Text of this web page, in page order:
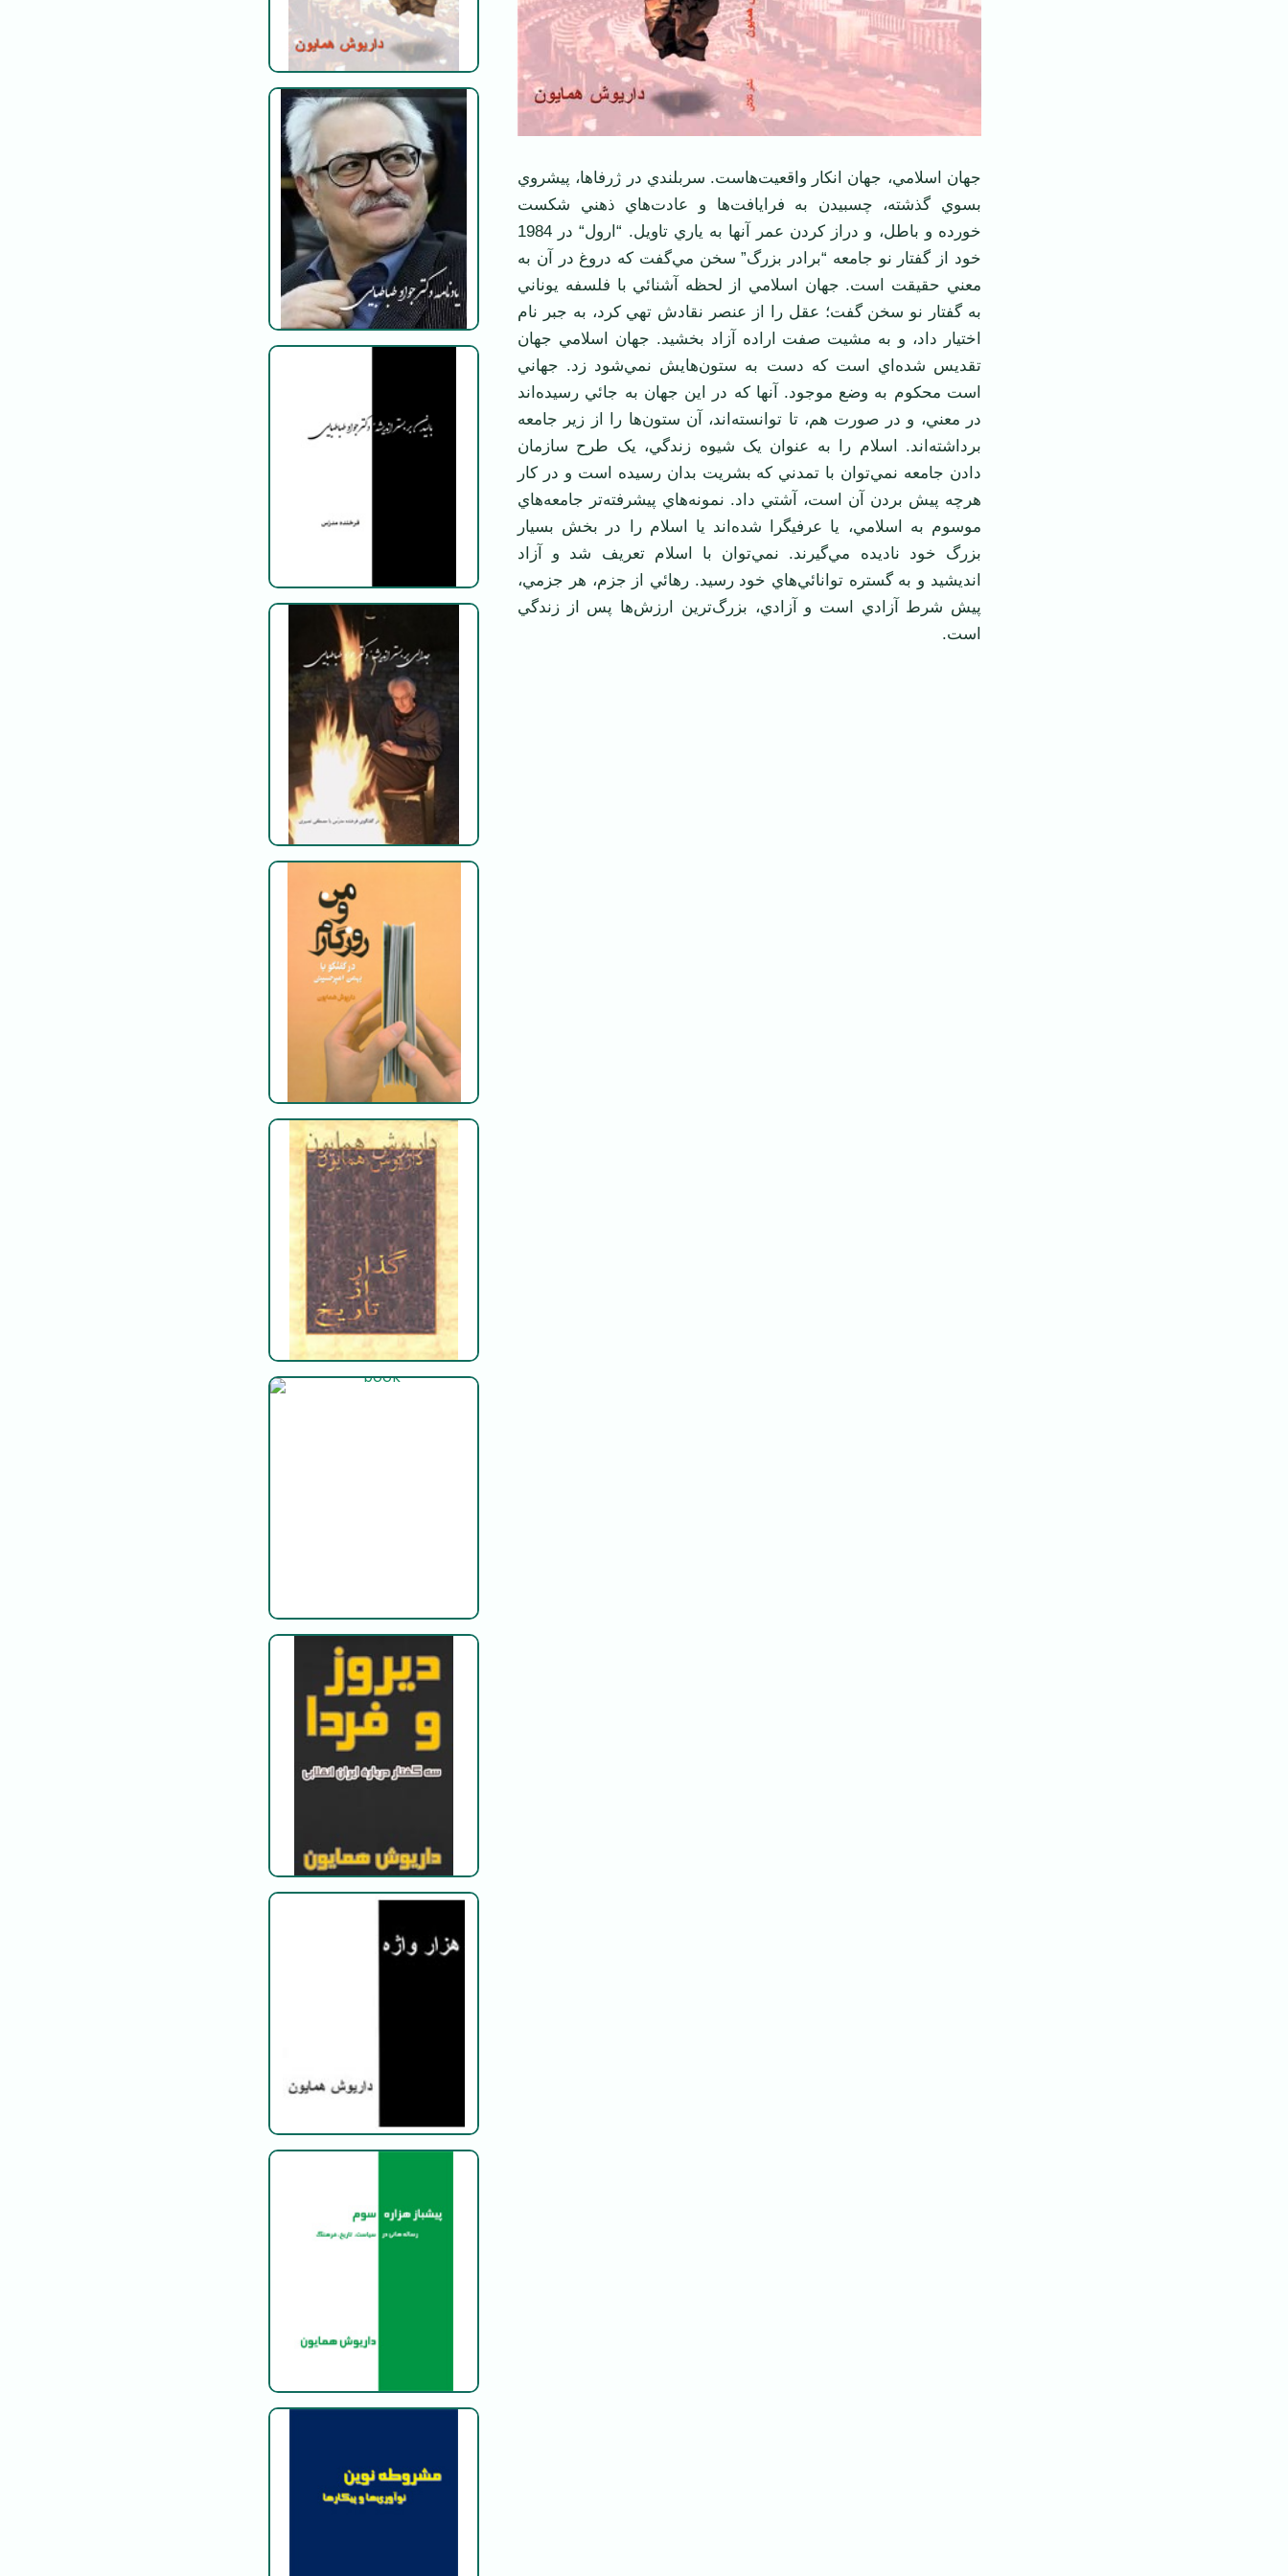
جهان اسلامي، جهان انکار واقعيت‌هاست. سربلندي در ژرفاها، پيشروي
بسوي گذشته، چسبيدن به فرايافت‌ها و عادت‌هاي ذهني شکست
خورده و باطل، و دراز کردن عمر آنها به ياري تاويل. “ارول“ در 1984
خود از گفتار نو جامعه “برادر بزرگ” سخن مي‌گفت که دروغ در آن به
معني حقيقت است. جهان اسلامي از لحظه آشنائي با فلسفه يوناني
به گفتار نو سخن گفت؛ عقل را از عنصر نقادش تهي کرد، به جبر نام
اختيار داد، و به مشيت صفت اراده آزاد بخشيد. جهان اسلامي جهان
تقديس شده‌اي است که دست به ستون‌هايش نمي‌شود زد. جهاني
است محکوم به وضع موجود. آنها که در اين جهان به جائي رسيده‌اند
در معني، و در صورت هم، تا توانسته‌اند، آن ستون‌ها را از زير جامعه
برداشته‌اند. اسلام را به عنوان يک شيوه زندگي، يک طرح سازمان
دادن جامعه نمي‌توان با تمدني که بشريت بدان رسيده است و در کار
هرچه پيش بردن آن است، آشتي داد. نمونه‌هاي پيشرفته‌تر جامعه‌هاي
موسوم به اسلامي، يا عرفيگرا شده‌اند يا اسلام را در بخش بسيار
بزرگ خود ناديده مي‌گيرند. نمي‌توان با اسلام تعريف شد و آزاد
انديشيد و به گستره توانائي‌هاي خود رسيد. رهائي از جزم، هر جزمي،
پيش شرط آزادي است و آزادي، بزرگ‌ترين ارزش‌ها پس از زندگي
است.